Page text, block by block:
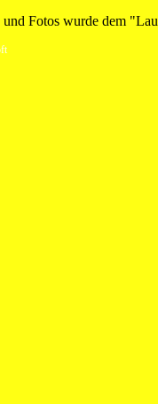
Fotos wurde dem